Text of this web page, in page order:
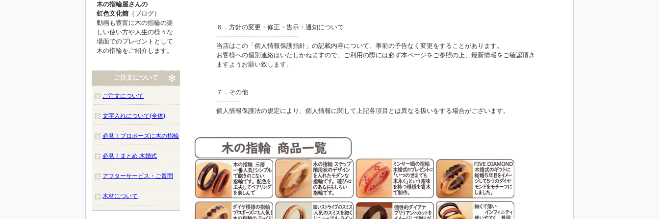
６．方針の変更・修正・告示・通知について
------------------------------------------
当店はこの「個人情報保護指針」の記載内容について、事前の予告なく変更をすることがあります。
お客様への個別連絡はいたしかねますので、ご利用の際には必ず本ページをご参照の上、最新情報をご確認頂き
ますようお願い致します。
７．その他
------------
個人情報保護法の規定により、個人情報に関して上記各項目とは異なる扱いをする場合がございます。
木の指輪屋さんの
虹色文化館 （ブログ）
動画も豊富に木の指輪の楽
しい使い方や人生の様々な
場面でのプレゼントとして
木の指輪をご紹介します。
ご注文について
ご注文について
文字入れについて(全体)
必見！プロポーズに木の指輪
必見！まとめ 木婚式
アフターサービス・ご質問
木材について